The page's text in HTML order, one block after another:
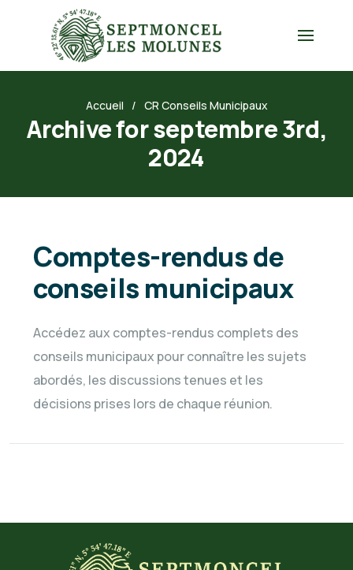
Accueil CR Conseils Municipaux
Archive for septembre 3rd,
2024
Comptes-rendus de
conseils municipaux
Accédez aux comptes-rendus complets des
conseils municipaux pour connaître les sujets
abordés, les discussions tenues et les
décisions prises lors de chaque réunion.